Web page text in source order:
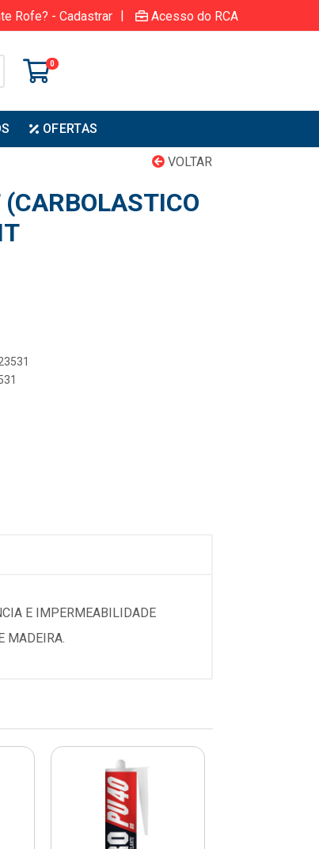
Rofe? - Cadastrar | Acesso do RCA
0
OFERTAS
VOLTAR
E IMPERMEABILIDADE
MADEIRA.